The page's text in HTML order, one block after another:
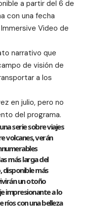
a partir del 6 de
con una fecha
Video de
narrativo que
de visión de
a los
en julio, pero no
del programa.
serie sobre viajes
volcanes, verán
más larga del
disponible más
un otoño
impresionante a lo
con una belleza